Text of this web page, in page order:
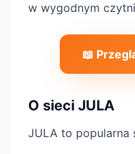
w wygodnym
📖
O sieci JULA
JULA to popularna